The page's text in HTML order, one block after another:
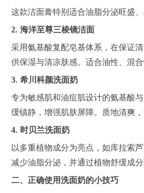
这款洁面膏特别适合油脂分泌旺盛
2. 海洋至尊三棱镜洁面
采用氨基酸复配皂基体系，在保证
供保湿与清凉肤感。适合油性、混
3. 希川科颜洗面奶
专为敏感肌和油痘肌设计的氨基酸
缓镇静，增强肌肤屏障。质地清爽
4. 时贝兰洗面奶
以多重植物成分为亮点，如库拉索
减少油脂分泌，并通过植物舒缓成
二、正确使用洗面奶的小技巧